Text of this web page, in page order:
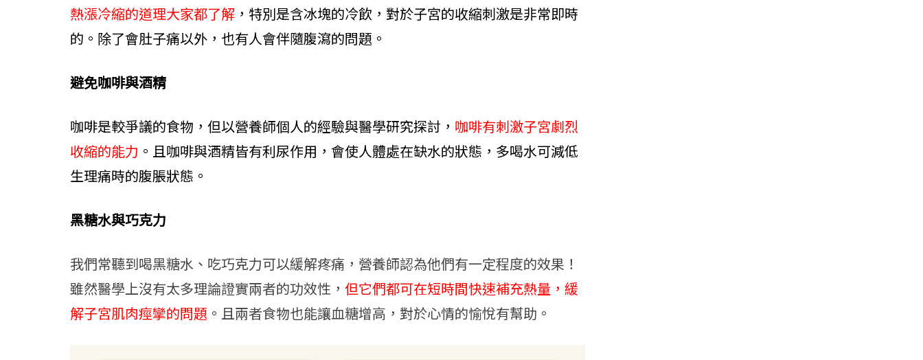
熱漲冷縮的道理大家都了解 ，特別是含冰塊的冷飲，對於子宮的收縮刺激是非常即時
的。除了會肚子痛以外，也有人會伴隨腹瀉的問題。
避免咖啡與酒精
咖啡是較爭議的食物，但以營養師個人的經驗與醫學研究探討， 咖啡有刺激子宮劇烈
收縮的能力 。且咖啡與酒精皆有利尿作用，會使人體處在缺水的狀態，多喝水可減低
生理痛時的腹脹狀態。
黑糖水與巧克力
我們常聽到喝黑糖水、吃巧克力可以緩解疼痛，營養師認為他們有一定程度的效果！
雖然醫學上沒有太多理論證實兩者的功效性， 但它們都可在短時間快速補充熱量，緩
解子宮肌肉痙攣的問題 。且兩者食物也能讓血糖增高，對於心情的愉悅有幫助。